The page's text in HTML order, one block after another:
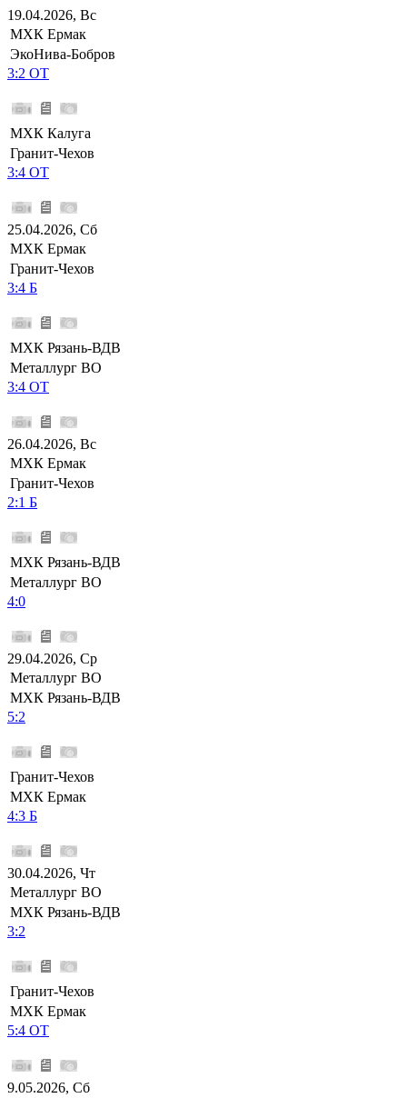
19.04.2026, Вс
МХК Ермак
ЭкоНива-Бобров
3:2 ОТ
МХК Калуга
Гранит-Чехов
3:4 ОТ
25.04.2026, Сб
МХК Ермак
Гранит-Чехов
3:4 Б
МХК Рязань-ВДВ
Металлург ВО
3:4 ОТ
26.04.2026, Вс
МХК Ермак
Гранит-Чехов
2:1 Б
МХК Рязань-ВДВ
Металлург ВО
4:0
29.04.2026, Ср
Металлург ВО
МХК Рязань-ВДВ
5:2
Гранит-Чехов
МХК Ермак
4:3 Б
30.04.2026, Чт
Металлург ВО
МХК Рязань-ВДВ
3:2
Гранит-Чехов
МХК Ермак
5:4 ОТ
9.05.2026, Сб